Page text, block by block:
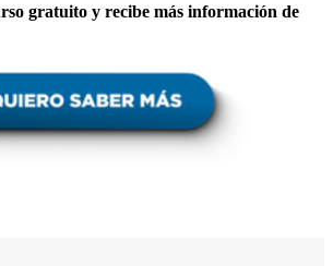
gratuito y recibe más información de